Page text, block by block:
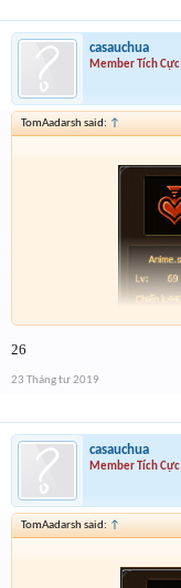
casauchua
Member Tích Cực
TomAadarsh said: ↑
26
23 Tháng tư 2019
casauchua
Member Tích Cực
TomAadarsh said: ↑